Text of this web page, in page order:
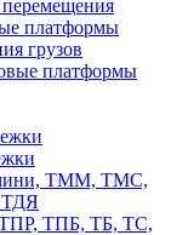
платформы
грузов
платформы
ТММ, ТМС,
ТПБ, ТБ, ТС,